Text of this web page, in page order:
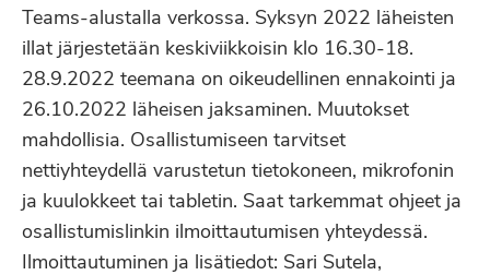
Teams-alustalla verkossa. Syksyn 2022 läheisten
illat järjestetään keskiviikkoisin klo 16.30-18.
28.9.2022 teemana on oikeudellinen ennakointi ja
26.10.2022 läheisen jaksaminen. Muutokset
mahdollisia. Osallistumiseen tarvitset
nettiyhteydellä varustetun tietokoneen, mikrofonin
ja kuulokkeet tai tabletin. Saat tarkemmat ohjeet ja
osallistumislinkin ilmoittautumisen yhteydessä.
Ilmoittautuminen ja lisätiedot: Sari Sutela,